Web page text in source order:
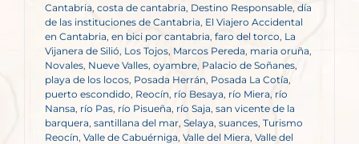
Cantabria, costa de cantabria Destino Responsable día
de las instituciones de Cantabria El Viajero Accidental
en Cantabria en bici por cantabria faro del torco, La
Vijanera de Silió Los Tojos, Marcos Pereda, maria oruña,
Novales, Nueve Valles, oyambre, Palacio de Soñanes,
playa de los locos Posada Herrán, Posada La Cotía,
puerto escondido Reocín, río Besaya río Miera, río
Nansa río Pas río Pisueña, río Saja san vicente de la
barquera santillana del mar, Selaya, suances Turismo
Reocín Valle de Cabuérniga, Valle del Miera Valle del